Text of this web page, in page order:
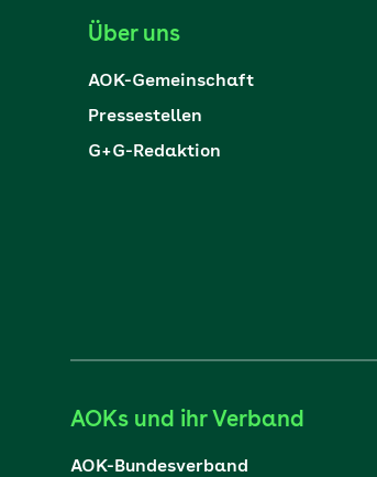
Über uns
AOK-Gemeinschaft
Pressestellen
G+G-Redaktion
AOKs und ihr Verband
AOK-Bundesverband